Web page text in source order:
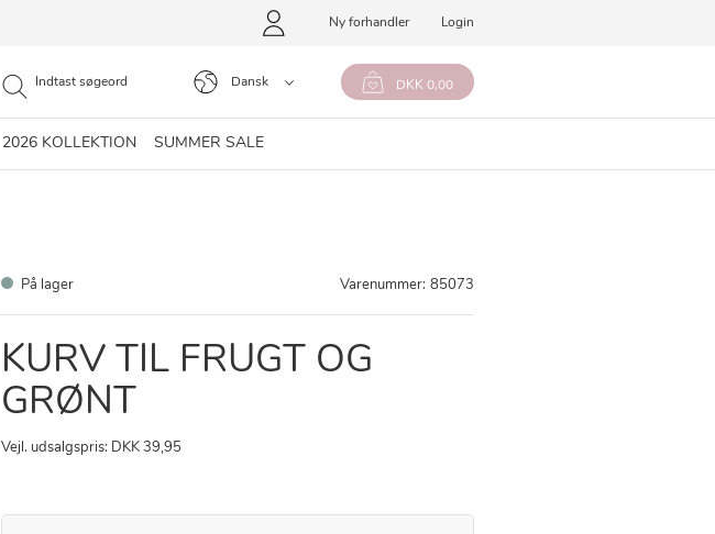
Ny forhandler Login
Dansk DKK 0,00
2026 KOLLEKTION SUMMER SALE
På lager Varenummer: 85073
KURV TIL FRUGT OG
GRØNT
Vejl. udsalgspris: DKK 39,95